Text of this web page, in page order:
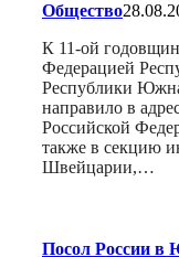
Общество
К 11-ой
Федерацией
Республики
направило в
Российской
также в секцию
Швейцарии,…
Посол России